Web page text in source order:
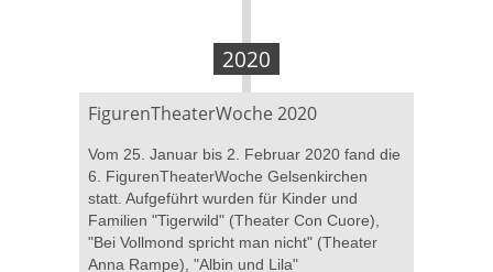
2020
FigurenTheaterWoche 2020
Vom 25. Januar bis 2. Februar 2020 fand die
6. FigurenTheaterWoche Gelsenkirchen
statt. Aufgeführt wurden für Kinder und
Familien "Tigerwild" (Theater Con Cuore),
"Bei Vollmond spricht man nicht" (Theater
Anna Rampe), "Albin und Lila"